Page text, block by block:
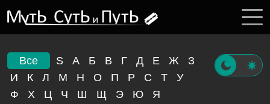
Все S А Б В Г Д Е Ж
З
И
К Л М Н О П Р С Т
У
Ф
Х Ц Ч Ш Щ Э Ю Я